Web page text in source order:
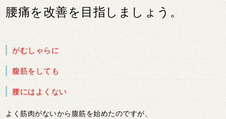
腰痛を改善を目指しましょう。
がむしゃらに
腹筋をしても
腰にはよくない
よく筋肉がないから腹筋を始めたのですが、